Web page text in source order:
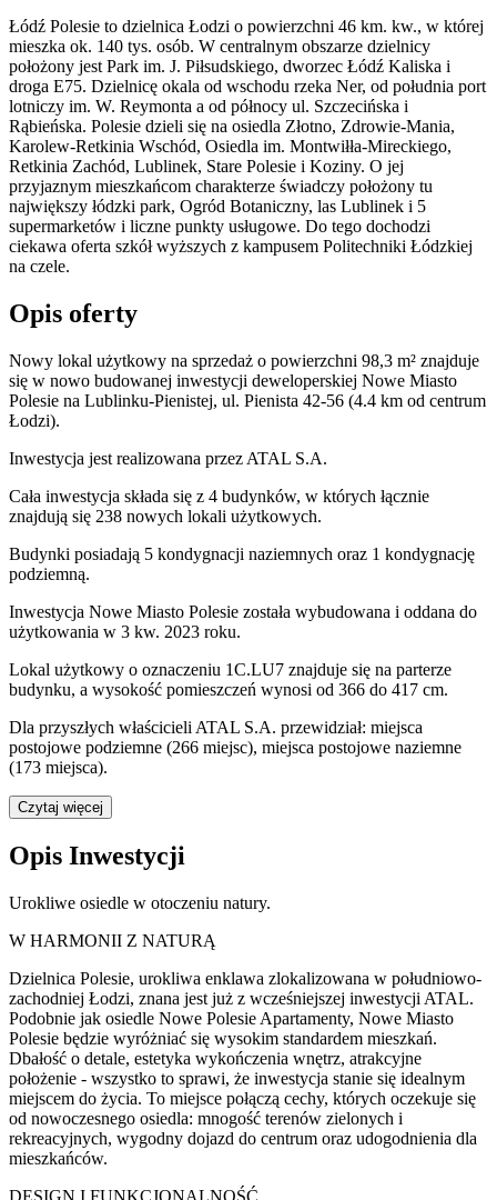
Łódź Polesie to dzielnica Łodzi o powierzchni 46 km. kw., w której
mieszka ok. 140 tys. osób. W centralnym obszarze dzielnicy
położony jest Park im. J. Piłsudskiego, dworzec Łódź Kaliska i
droga E75. Dzielnicę okala od wschodu rzeka Ner, od południa port
lotniczy im. W. Reymonta a od północy ul. Szczecińska i
Rąbieńska. Polesie dzieli się na osiedla Złotno, Zdrowie-Mania,
Karolew-Retkinia Wschód, Osiedla im. Montwiłła-Mireckiego,
Retkinia Zachód, Lublinek, Stare Polesie i Koziny. O jej
przyjaznym mieszkańcom charakterze świadczy położony tu
największy łódzki park, Ogród Botaniczny, las Lublinek i 5
supermarketów i liczne punkty usługowe. Do tego dochodzi
ciekawa oferta szkół wyższych z kampusem Politechniki Łódzkiej
na czele.
Opis oferty
Nowy lokal użytkowy na sprzedaż o powierzchni 98,3 m² znajduje
się w nowo budowanej inwestycji deweloperskiej Nowe Miasto
Polesie na Lublinku-Pienistej, ul. Pienista 42-56 (4.4 km od centrum
Łodzi).
Inwestycja jest realizowana przez ATAL S.A.
Cała inwestycja składa się z 4 budynków, w których łącznie
znajdują się 238 nowych lokali użytkowych.
Budynki posiadają 5 kondygnacji naziemnych oraz 1 kondygnację
podziemną.
Inwestycja Nowe Miasto Polesie została wybudowana i oddana do
użytkowania w 3 kw. 2023 roku.
Lokal użytkowy o oznaczeniu 1C.LU7 znajduje się na parterze
budynku, a wysokość pomieszczeń wynosi od 366 do 417 cm.
Dla przyszłych właścicieli ATAL S.A. przewidział: miejsca
postojowe podziemne (266 miejsc), miejsca postojowe naziemne
(173 miejsca).
Czytaj więcej
Opis Inwestycji
Urokliwe osiedle w otoczeniu natury.
W HARMONII Z NATURĄ
Dzielnica Polesie, urokliwa enklawa zlokalizowana w południowo-
zachodniej Łodzi, znana jest już z wcześniejszej inwestycji ATAL.
Podobnie jak osiedle Nowe Polesie Apartamenty, Nowe Miasto
Polesie będzie wyróżniać się wysokim standardem mieszkań.
Dbałość o detale, estetyka wykończenia wnętrz, atrakcyjne
położenie - wszystko to sprawi, że inwestycja stanie się idealnym
miejscem do życia. To miejsce połączą cechy, których oczekuje się
od nowoczesnego osiedla: mnogość terenów zielonych i
rekreacyjnych, wygodny dojazd do centrum oraz udogodnienia dla
mieszkańców.
DESIGN I FUNKCJONALNOŚĆ